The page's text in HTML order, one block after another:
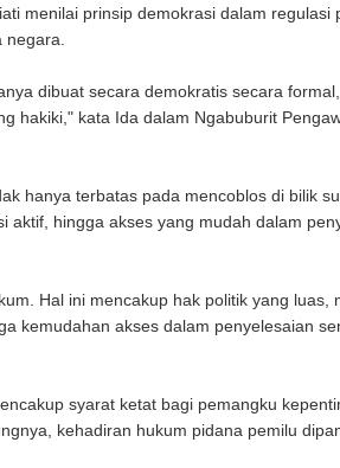
menilai prinsip demokrasi dalam regulasi
negara.
dibuat secara demokratis secara
hakiki," kata Ida dalam Ngabuburit
hanya terbatas pada mencoblos di bilik
aktif, hingga akses yang mudah dalam
Hal ini mencakup hak politik yang luas,
kemudahan akses dalam penyelesaian
syarat ketat bagi pemangku
kehadiran hukum pidana pemilu